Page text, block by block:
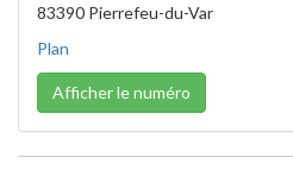
83390 Pierrefeu-du-Var
Plan
Afficher le numéro